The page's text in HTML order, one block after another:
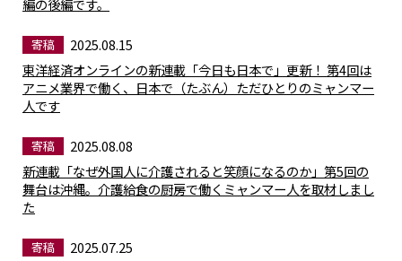
編の後編です。
寄稿
2025.08.15
東洋経済オンラインの新連載「今日も日本で」更新！ 第4回は
アニメ業界で働く、日本で（たぶん）ただひとりのミャンマー
人です
寄稿
2025.08.08
新連載「なぜ外国人に介護されると笑顔になるのか」第5回の
舞台は沖縄。介護給食の厨房で働くミャンマー人を取材しまし
た
寄稿
2025.07.25